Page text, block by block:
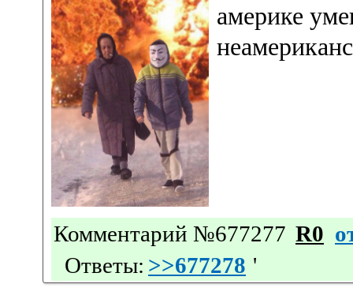
америке
Комментарий №677277 R0
Ответы: >>677278 '